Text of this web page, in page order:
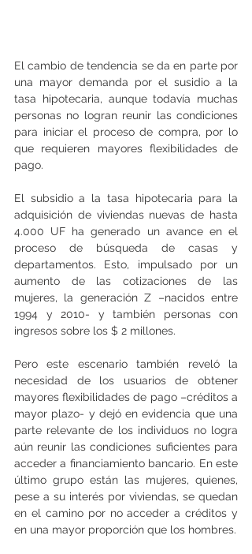
El cambio de tendencia se da en parte por
una mayor demanda por el susidio a la
tasa hipotecaria, aunque todavía muchas
personas no logran reunir las condiciones
para iniciar el proceso de compra, por lo
que requieren mayores flexibilidades de
pago.
El subsidio a la tasa hipotecaria para la
adquisición de viviendas nuevas de hasta
4.000 UF ha generado un avance en el
proceso de búsqueda de casas y
departamentos. Esto, impulsado por un
aumento de las cotizaciones de las
mujeres, la generación Z –nacidos entre
1994 y 2010- y también personas con
ingresos sobre los $ 2 millones.
Pero este escenario también reveló la
necesidad de los usuarios de obtener
mayores flexibilidades de pago –créditos a
mayor plazo- y dejó en evidencia que una
parte relevante de los individuos no logra
aún reunir las condiciones suficientes para
acceder a financiamiento bancario. En este
último grupo están las mujeres, quienes,
pese a su interés por viviendas, se quedan
en el camino por no acceder a créditos y
en una mayor proporción que los hombres.